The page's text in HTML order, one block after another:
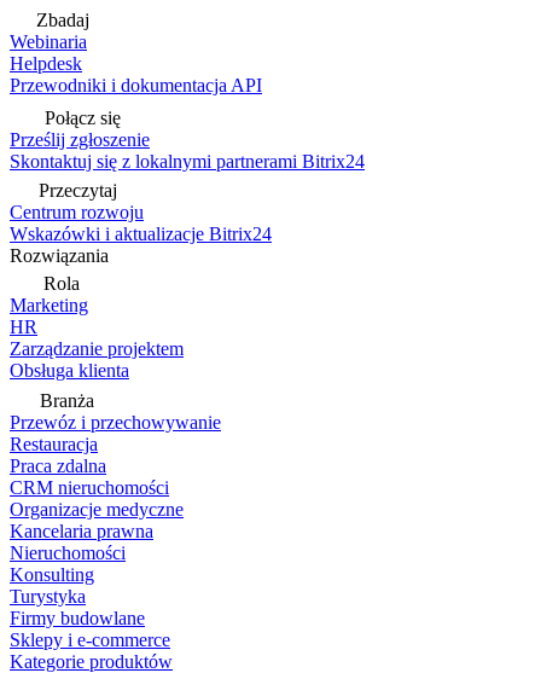
Zbadaj
Webinaria
Helpdesk
Przewodniki i dokumentacja API
Połącz się
Prześlij zgłoszenie
Skontaktuj się z lokalnymi partnerami Bitrix24
Przeczytaj
Centrum rozwoju
Wskazówki i aktualizacje Bitrix24
Rozwiązania
Rola
Marketing
HR
Zarządzanie projektem
Obsługa klienta
Branża
Przewóz i przechowywanie
Restauracja
Praca zdalna
CRM nieruchomości
Organizacje medyczne
Kancelaria prawna
Nieruchomości
Konsulting
Turystyka
Firmy budowlane
Sklepy i e-commerce
Kategorie produktów